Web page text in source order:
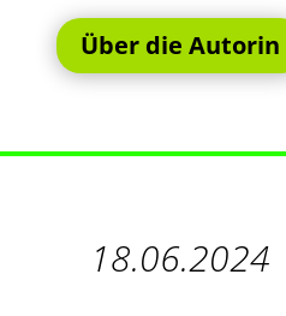
Über die Autorin
18.06.2024